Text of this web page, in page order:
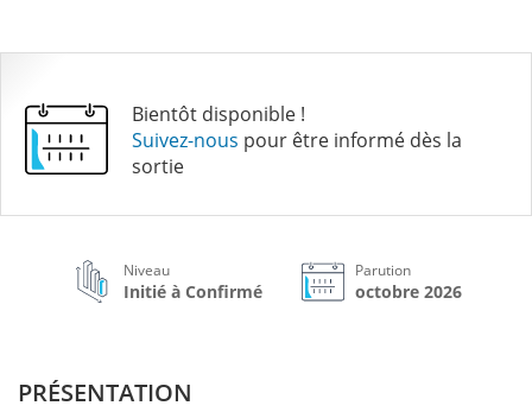
Bientôt disponible !
Suivez-nous pour être informé dès la
sortie
Niveau
Initié à Confirmé
Parution
octobre 2026
PRÉSENTATION